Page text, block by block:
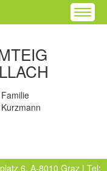
Familie
Kurzmann
6, A-8010 Graz | Tel: